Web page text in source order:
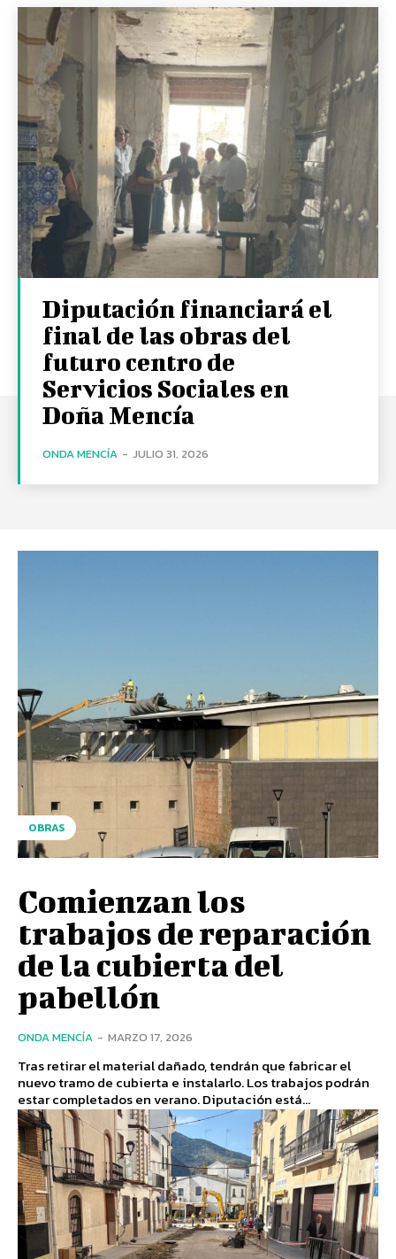
Diputación financiará el
final de las obras del
futuro centro de
Servicios Sociales en
Doña Mencía
ONDA MENCÍA - JULIO 31, 2026
OBRAS
Comienzan los
trabajos de reparación
de la cubierta del
pabellón
ONDA MENCÍA - MARZO 17, 2026
Tras retirar el material dañado, tendrán que fabricar el
nuevo tramo de cubierta e instalarlo. Los trabajos podrán
estar completados en verano. Diputación está...